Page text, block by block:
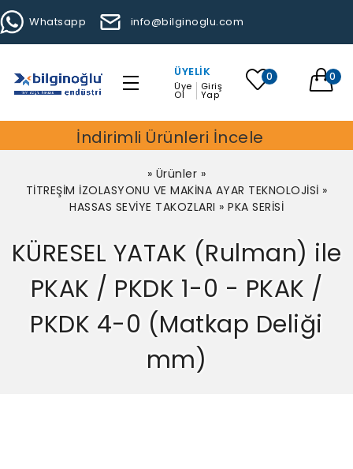
Whatsapp info@bilginoglu.com
ÜYELIK
Üye
Ol
Giriş
Yap
0 0
İndirimli Ürünleri İncele
» Ürünler »
TİTREŞİM İZOLASYONU VE MAKİNA AYAR TEKNOLOJİSİ »
HASSAS SEVİYE TAKOZLARI » PKA SERİSİ
KÜRESEL YATAK (Rulman) ile
PKAK / PKDK 1-0 - PKAK /
PKDK 4-0 (Matkap Deliği
mm)